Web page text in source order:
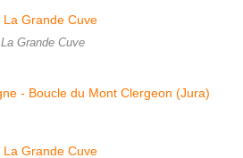
La Grande Cuve